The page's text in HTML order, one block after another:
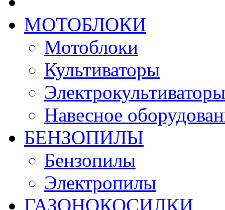
МОТОБЛОКИ
Мотоблоки
Культиваторы
Электрокультиваторы
Навесное
БЕНЗОПИЛЫ
Бензопилы
Электропилы
ГАЗОНОКОСИЛКИ